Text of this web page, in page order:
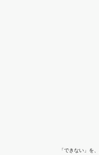
「できない」 を、